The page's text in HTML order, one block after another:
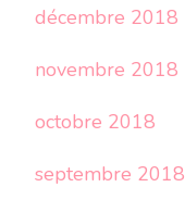
décembre 2018
novembre 2018
octobre 2018
septembre 2018